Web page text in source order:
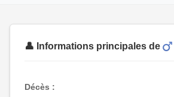
👤 Informations principales de
Décès :